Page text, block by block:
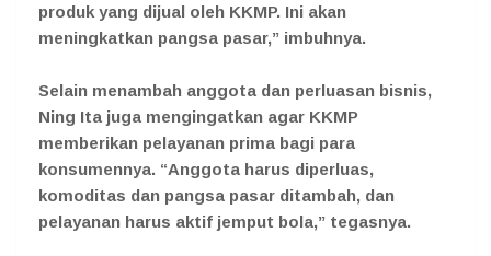
produk yang dijual oleh KKMP. Ini akan
meningkatkan pangsa pasar,” imbuhnya.
Selain menambah anggota dan perluasan bisnis,
Ning Ita juga mengingatkan agar KKMP
memberikan pelayanan prima bagi para
konsumennya. “Anggota harus diperluas,
komoditas dan pangsa pasar ditambah, dan
pelayanan harus aktif jemput bola,” tegasnya.